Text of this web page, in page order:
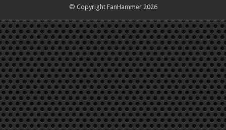
© Copyright FanHammer 2026